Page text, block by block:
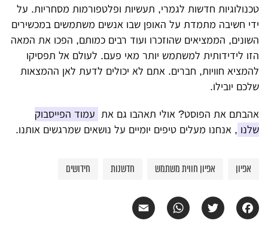
טכנולוגיות חדשות לגמרי, תעשיות ופלטפורמות מסחריות. על
ידי חשיבה מתמדת על האופן שבו אנשים משתמשים במכשירים
השונים, הממציאים שהוזכרו ועוד רבים כמותם, הפכו את המאה
הזו לידידותית למשתמש יותר מאי פעם. לעולם אל תפסיקו
להמציא חוויות, חברים. אתם לא יכולים לדעת לאן ההמצאות
שלכם יובילו.
אהבתם את הפוסט? אולי תאהבו גם את עמוד הפייסבוק
שלנו , אנחנו מעלים טיפים יומיים על נושאים שמרגשים אותנו.
אפיון אפיון חווית משתמש חדשנות חידושים